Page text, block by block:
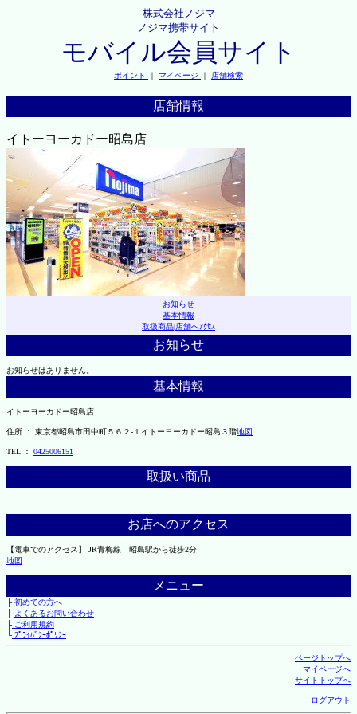
株式会社ノジマ
ノジマ携帯サイト
モバイル会員サイト
ポイント ｜ マイページ ｜ 店舗検索
店舗情報
イトーヨーカドー昭島店
お知らせ
基本情報
取扱商品|店舗へｱｸｾｽ
お知らせ
お知らせはありません。
基本情報
イトーヨーカドー昭島店
住所 ： 東京都昭島市田中町５６２-１イトーヨーカドー昭島３階地図
TEL ： 0425006151
取扱い商品
お店へのアクセス
【電車でのアクセス】 JR青梅線 昭島駅から徒歩2分
地図
メニュー
├初めての方へ
├ よくあるお問い合わせ
├ご利用規約
└ﾌﾟﾗｲﾊﾞｼｰﾎﾟﾘｼｰ
ページトップへ
マイページへ
サイトトップへ
ログアウト